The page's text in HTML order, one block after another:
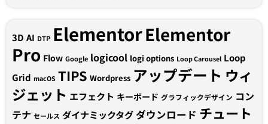
3D AI DTP ElementorElementor
Pro Flow Google logicool logi options Loop Carousel Loop
Grid macOS TIPS Wordpress アップデート ウィ
ジェット エフェクト キーボード グラフィックデザイン コン
テナ セールス ダイナミックタグダウンロード チュート